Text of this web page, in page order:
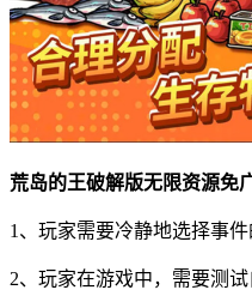
荒岛的王破解版无限资源免
1、玩家需要冷静地选择事
2、玩家在游戏中，需要测